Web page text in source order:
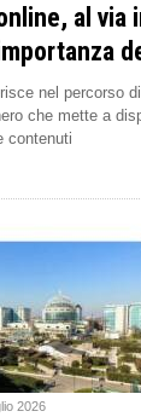
al via
nel percorso
che mette a
contenuti
2026